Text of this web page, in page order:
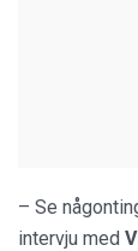
– Se
intervju med